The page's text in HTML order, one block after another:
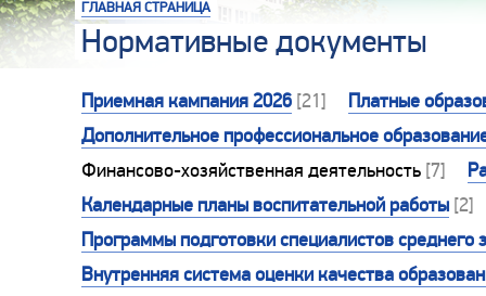
ГЛАВНАЯ СТРАНИЦА
Нормативные документы
Приемная кампания 2026 [21]
Платные
Дополнительное профессиональное
Финансово-хозяйственная деятельность [7]
Календарные планы воспитательной работы [2]
Программы подготовки специалистов среднего
Внутренняя система оценки качества